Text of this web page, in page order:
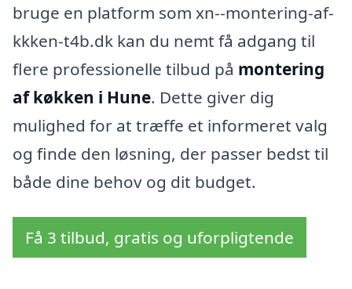
bruge en platform som xn--montering-af-
kkken-t4b.dk kan du nemt få adgang til
flere professionelle tilbud på montering
af køkken i Hune. Dette giver dig
mulighed for at træffe et informeret valg
og finde den løsning, der passer bedst til
både dine behov og dit budget.
Få 3 tilbud, gratis og uforpligtende